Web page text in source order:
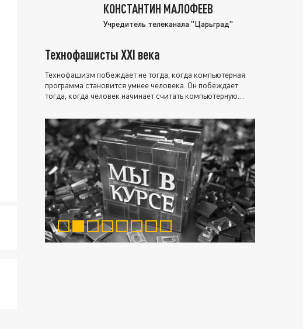
КОНСТАНТИН МАЛОФЕЕВ
Учредитель телеканала "Царьград"
Технофашисты XXI века
Технофашизм побеждает не тогда, когда компьютерная
программа становится умнее человека. Он побеждает
тогда, когда человек начинает считать компьютерную